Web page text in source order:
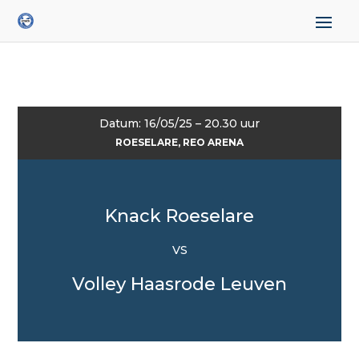
Datum: 16/05/25 – 20.30 uur
ROESELARE, REO ARENA
Knack Roeselare
VS
Volley Haasrode Leuven